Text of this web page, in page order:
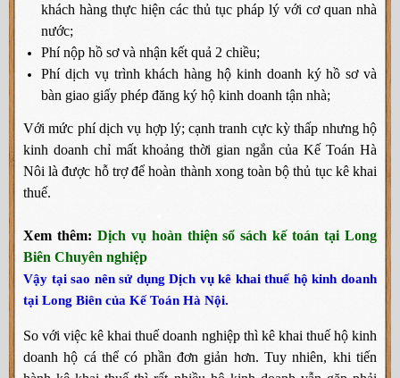
khách hàng thực hiện các thủ tục pháp lý với cơ quan nhà
nước;
Phí nộp hồ sơ và nhận kết quả 2 chiều;
Phí dịch vụ trình khách hàng hộ kinh doanh ký hồ sơ và
bàn giao giấy phép đăng ký hộ kinh doanh tận nhà;
Với mức phí dịch vụ hợp lý; cạnh tranh cực kỳ thấp nhưng hộ
kinh doanh chỉ mất khoảng thời gian ngắn của Kế Toán Hà
Nôi là được hỗ trợ để hoàn thành xong toàn bộ thủ tục kê khai
thuế.
Xem thêm: Dịch vụ hoàn thiện sổ sách kế toán tại Long
Biên Chuyên nghiệp
Vậy tại sao nên sử dụng Dịch vụ kê khai thuế hộ kinh doanh
tại Long Biên của Kế Toán Hà Nội.
So với việc kê khai thuế doanh nghiệp thì kê khai thuế hộ kinh
doanh hộ cá thể có phần đơn giản hơn. Tuy nhiên, khi tiến